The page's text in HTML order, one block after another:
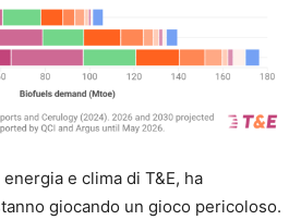
e clima di T&E, ha
giocando un gioco pericoloso.